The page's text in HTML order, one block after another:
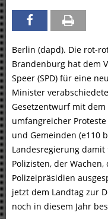
Berlin (dapd). Die rot-
Brandenburg hat dem
Speer (SPD) für eine
Minister
Gesetzentwurf mit dem
umfangreicher
und Gemeinden (e110
Landesregierung
Polizisten, der
Polizeipräsidien
jetzt dem Landtag zur
noch in diesem Jahr